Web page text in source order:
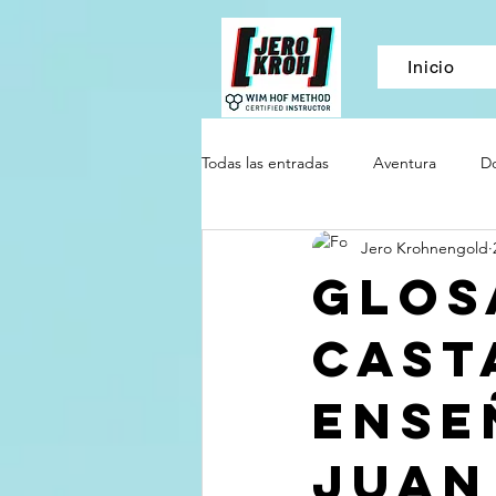
Inicio
Todas las entradas Aventura
Back Packing y Aventura
Literatura
Jero Krohnengold